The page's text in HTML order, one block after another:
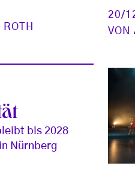
20/
VON
bis 2028
Nürnberg